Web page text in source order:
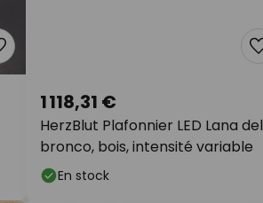
HerzBlut Plafonnier LED Lana del
bronco, bois, intensité variable
1 118,31 €
En stock